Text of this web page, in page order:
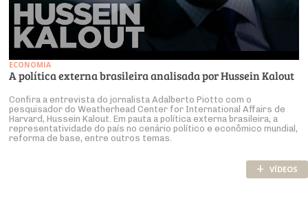
ECONOMIA
A política externa brasileira analisada por Hussein Kalout
Confira a entrevista do jornalista Adalberto Piotto com o
pesquisador do Weatherhead Center for International Affairs de
Harvard, Hussein Kalout. Em pauta a política externa brasileira, a
representatividade do país no cenário político e econômico mundial,
reforma de base, entre outros temas.
+ VÍDEOS